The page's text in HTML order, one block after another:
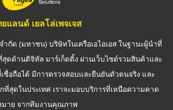
แลนด์ เยลโล่เพจเจส
ำกัด (มหาชน) บริษัทในเครือเอไอเอส ในฐานะผู้นำที่
ดด้านดิจิทัล มาร์เก็ตติ้ง ผ่านเว็บไซต์รวมสินค้าและ
ชื่อถือได้ มีการตรวจสอบและยืนยันตัวตนจริง และ
สุดในประเทศ เราจะมอบบริการที่เหนือความคาด
าย จากทีมงานคุณภาพ